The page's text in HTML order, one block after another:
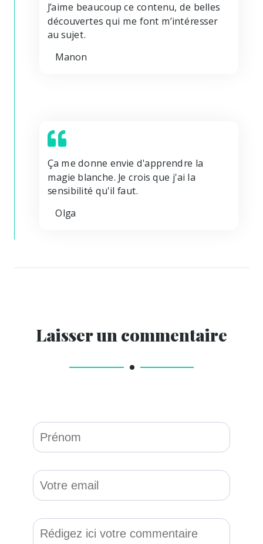
J’aime beaucoup ce contenu, de belles
découvertes qui me font m’intéresser
au sujet.
Manon
Ça me donne envie d'apprendre la
magie blanche. Je crois que j'ai la
sensibilité qu'il faut.
Olga
Laisser un commentaire